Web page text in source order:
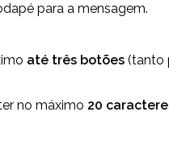
para a mensagem.
até três botões (tanto
no máximo 20